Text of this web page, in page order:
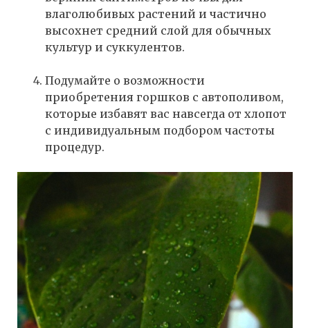
влаголюбивых растений и частично
высохнет средний слой для обычных
культур и суккулентов.
Подумайте о возможности
приобретения горшков с автополивом,
которые избавят вас навсегда от хлопот
с индивидуальным подбором частоты
процедур.